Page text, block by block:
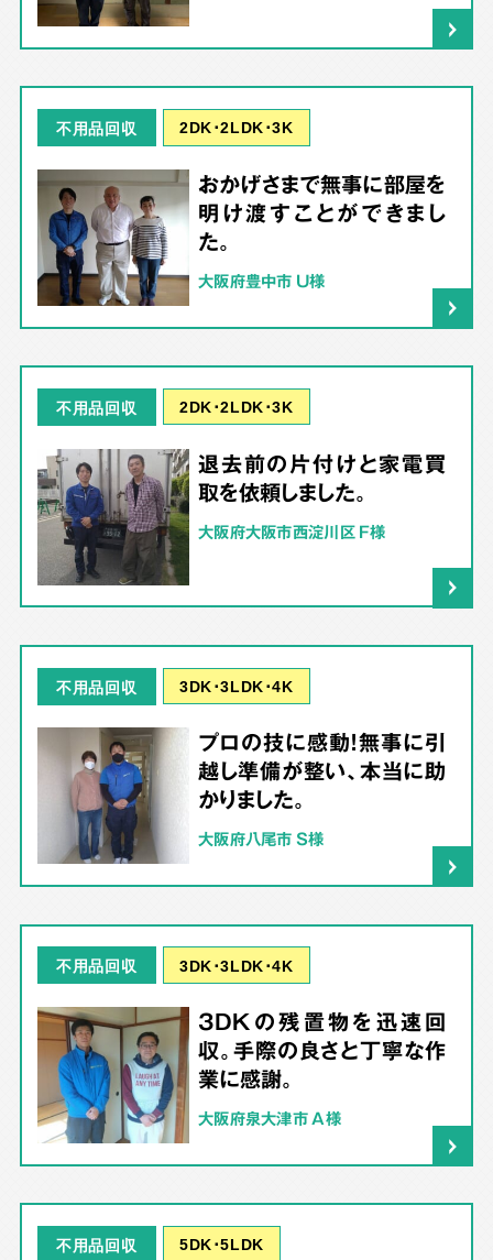
不用品回収 2DK･2LDK･3K
おかげさまで無事に部屋を
明け渡すことができまし
た。
大阪府豊中市 U様
不用品回収 2DK･2LDK･3K
退去前の片付けと家電買
取を依頼しました。
大阪府大阪市西淀川区 F様
不用品回収 3DK･3LDK･4K
プロの技に感動！無事に引
越し準備が整い、本当に助
かりました。
大阪府八尾市 S様
不用品回収 3DK･3LDK･4K
3DKの残置物を迅速回
収。手際の良さと丁寧な作
業に感謝。
大阪府泉大津市 A様
不用品回収 5DK･5LDK